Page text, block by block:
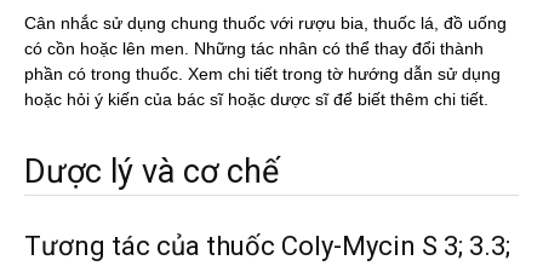
Cân nhắc sử dụng chung thuốc với rượu bia, thuốc lá, đồ uống
có cồn hoặc lên men. Những tác nhân có thể thay đổi thành
phần có trong thuốc. Xem chi tiết trong tờ hướng dẫn sử dụng
hoặc hỏi ý kiến của bác sĩ hoặc dược sĩ để biết thêm chi tiết.
Dược lý và cơ chế
Tương tác của thuốc Coly-Mycin S 3; 3.3;